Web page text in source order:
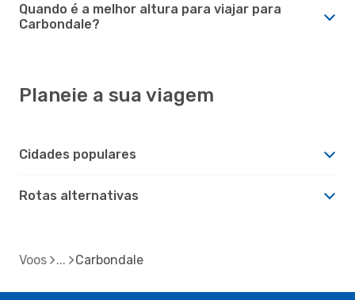
Quando é a melhor altura para viajar para
Carbondale?
Planeie a sua viagem
Cidades populares
Rotas alternativas
Voos Carbondale